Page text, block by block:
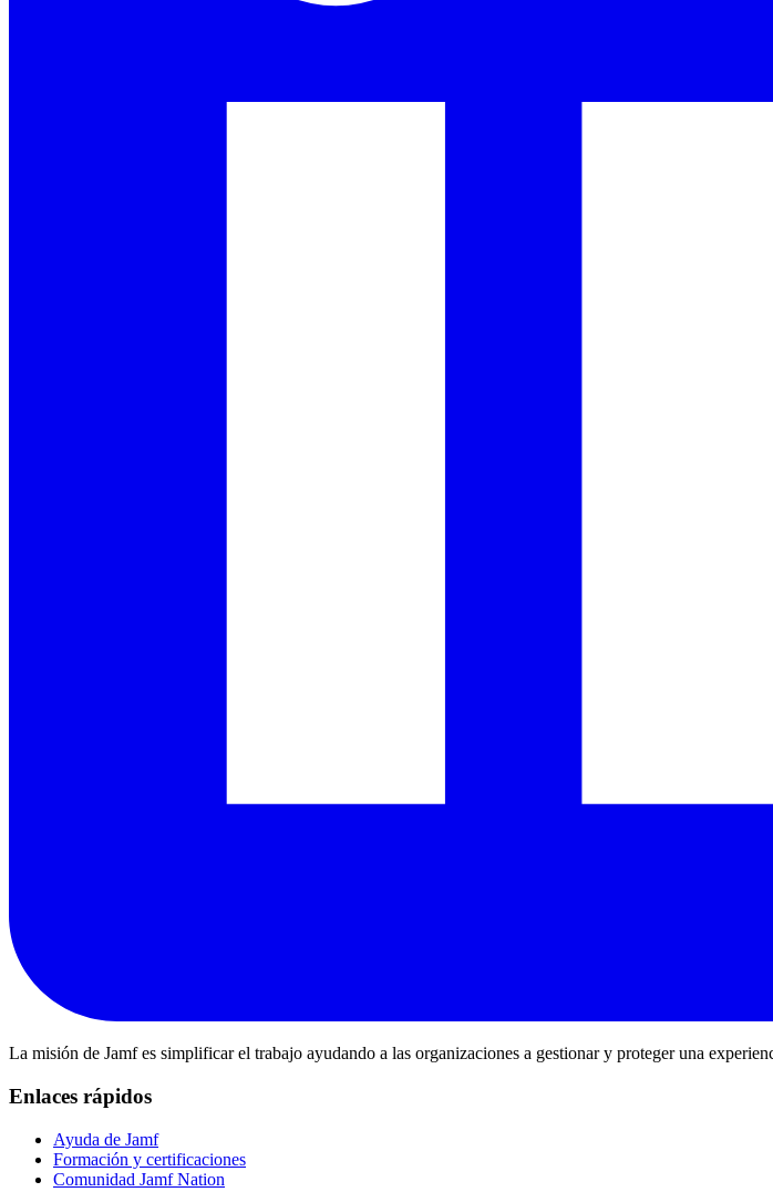
La misión de Jamf es simplificar el trabajo ayudando a las organizaciones a gestionar y proteger una
Enlaces rápidos
Ayuda de Jamf
Formación y certificaciones
Comunidad Jamf Nation